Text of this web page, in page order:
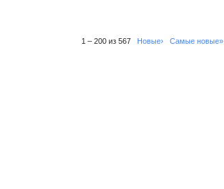
1 – 200 из 567 Новые› Самые новые»